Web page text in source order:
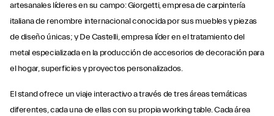
artesanales líderes en su campo: Giorgetti, empresa de carpintería
italiana de renombre internacional conocida por sus muebles y piezas
de diseño únicas; y De Castelli, empresa líder en el tratamiento del
metal especializada en la producción de accesorios de decoración para
el hogar, superficies y proyectos personalizados.
El stand ofrece un viaje interactivo a través de tres áreas temáticas
diferentes, cada una de ellas con su propia working table. Cada área